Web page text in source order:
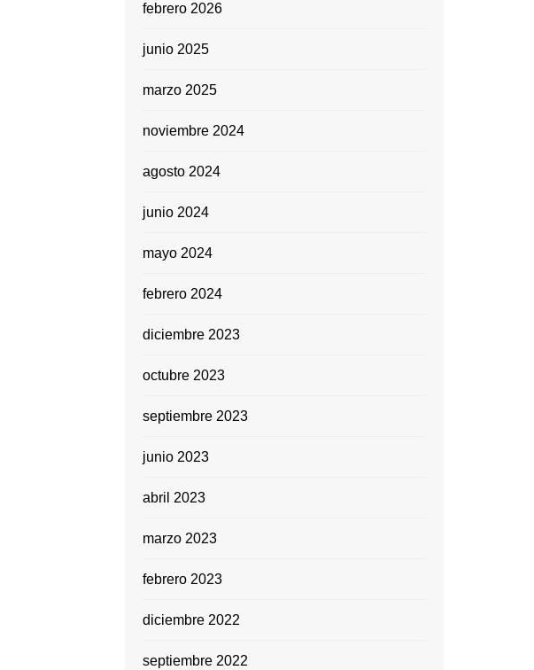
febrero 2026
junio 2025
marzo 2025
noviembre 2024
agosto 2024
junio 2024
mayo 2024
febrero 2024
diciembre 2023
octubre 2023
septiembre 2023
junio 2023
abril 2023
marzo 2023
febrero 2023
diciembre 2022
septiembre 2022